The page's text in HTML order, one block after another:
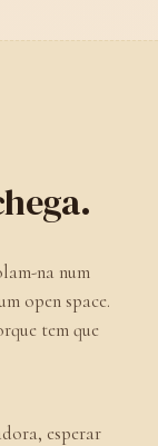
na num
open space.
tem que
esperar